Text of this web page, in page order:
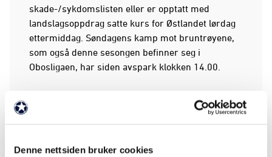
Denne nettsiden bruker cookies
skade-/sykdomslisten eller er opptatt med
landslagsoppdrag satte kurs for Østlandet lørdag
ettermiddag. Søndagens kamp mot bruntrøyene,
som også denne sesongen befinner seg i
Obosligaen, har siden avspark klokken 14.00.
Bruno Leite og Sander Innvær har slitt med
samme er Mikkel Hope, Sory Diarra og Vegard